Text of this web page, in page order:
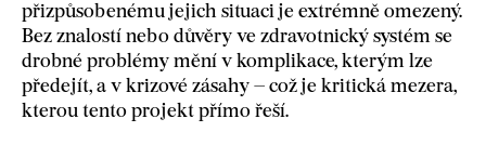
přizpůsobenému jejich situaci je extrémně omezený.
Bez znalostí nebo důvěry ve zdravotnický systém se
drobné problémy mění v komplikace, kterým lze
předejít, a v krizové zásahy – což je kritická mezera,
kterou tento projekt přímo řeší.